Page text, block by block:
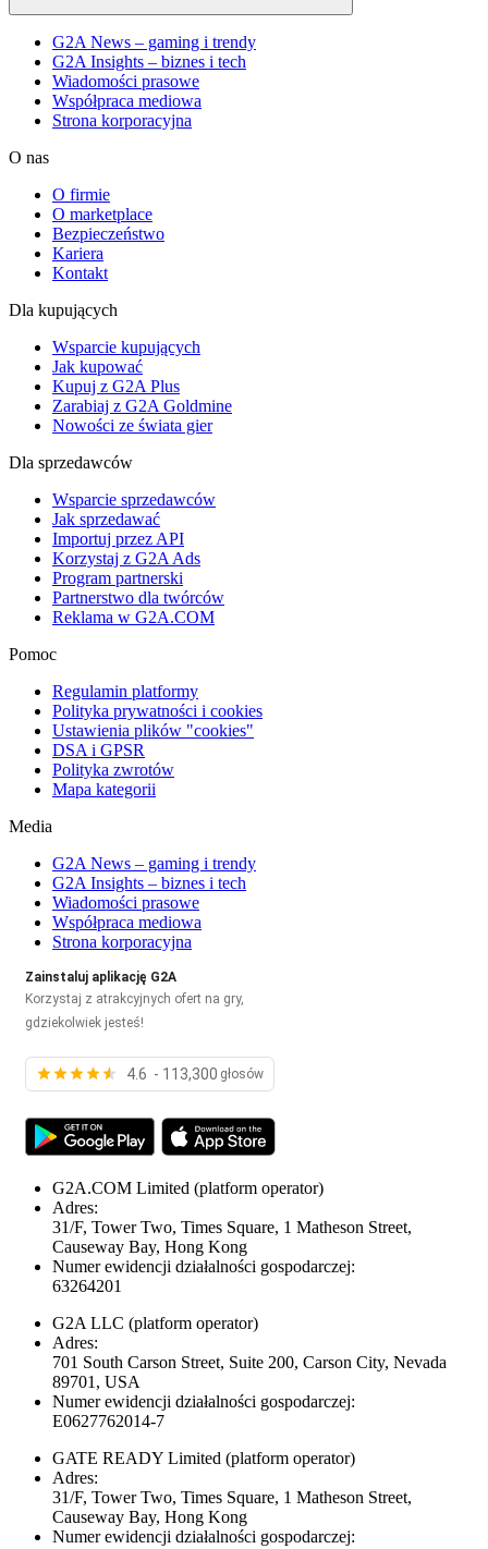
G2A News – gaming i trendy
G2A Insights – biznes i tech
Wiadomości prasowe
Współpraca mediowa
Strona korporacyjna
O nas
O firmie
O marketplace
Bezpieczeństwo
Kariera
Kontakt
Dla kupujących
Wsparcie kupujących
Jak kupować
Kupuj z G2A Plus
Zarabiaj z G2A Goldmine
Nowości ze świata gier
Dla sprzedawców
Wsparcie sprzedawców
Jak sprzedawać
Importuj przez API
Korzystaj z G2A Ads
Program partnerski
Partnerstwo dla twórców
Reklama w G2A.COM
Pomoc
Regulamin platformy
Polityka prywatności i cookies
Ustawienia plików "cookies"
DSA i GPSR
Polityka zwrotów
Mapa kategorii
Media
G2A News – gaming i trendy
G2A Insights – biznes i tech
Wiadomości prasowe
Współpraca mediowa
Strona korporacyjna
Zainstaluj aplikację G2A
Korzystaj z atrakcyjnych ofert na gry,
gdziekolwiek jesteś!
4.6 - 113,300 głosów
G2A.COM Limited (platform operator)
Adres:
31/F, Tower Two, Times Square, 1 Matheson Street,
Causeway Bay, Hong Kong
Numer ewidencji działalności gospodarczej:
63264201
G2A LLC (platform operator)
Adres:
701 South Carson Street, Suite 200, Carson City, Nevada
89701, USA
Numer ewidencji działalności gospodarczej:
E0627762014-7
GATE READY Limited (platform operator)
Adres:
31/F, Tower Two, Times Square, 1 Matheson Street,
Causeway Bay, Hong Kong
Numer ewidencji działalności gospodarczej: